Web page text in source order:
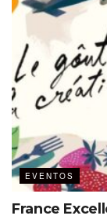
EVENTOS
France